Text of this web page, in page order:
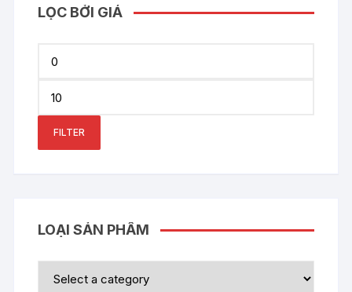
LỌC BỞI GIÁ
FILTER
LOẠI SẢN PHẨM